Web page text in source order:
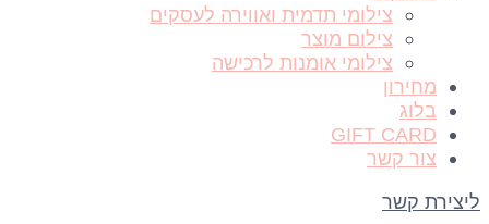
צילומי תדמית ואווירה לעסקים
צילום מוצר
צילומי אומנות לרכישה
מחירון
בלוג
GIFT CARD
צור קשר
ליצירת קשר